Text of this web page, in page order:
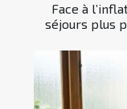
Face à
séjours plus